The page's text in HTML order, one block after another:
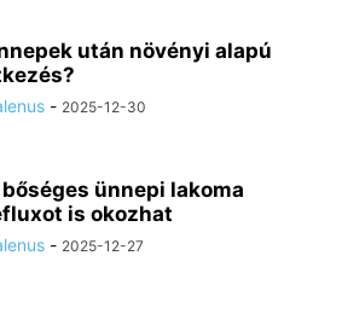
után növényi alapú
- 2025-12-30
ünnepi lakoma
is okozhat
- 2025-12-27